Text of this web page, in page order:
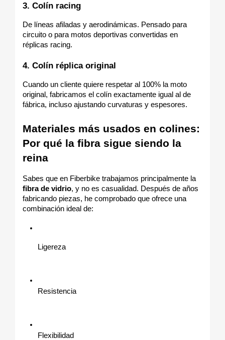
3. Colín racing
De líneas afiladas y aerodinámicas. Pensado para
circuito o para motos deportivas convertidas en
réplicas racing.
4. Colín réplica original
Cuando un cliente quiere respetar al 100% la moto
original, fabricamos el colín exactamente igual al de
fábrica, incluso ajustando curvaturas y espesores.
Materiales más usados en colines:
Por qué la fibra sigue siendo la
reina
fibra de vidrio, y no es casualidad. Después de años
fabricando piezas, he comprobado que ofrece una
combinación ideal de:
Ligereza
Resistencia
Flexibilidad